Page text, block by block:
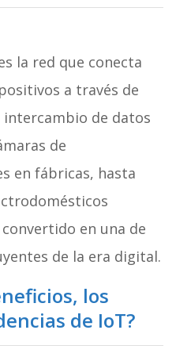
la red que conecta
a través de
de datos
de
en fábricas, hasta
en una de
de la era digital.
los
de IoT?